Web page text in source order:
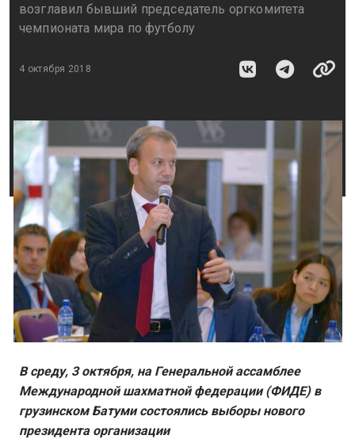
возглавил бывший председатель оргкомитета
чемпионата мира по футболу
4 октября 2018
В среду, 3 октября, на Генеральной ассамблее
Международной шахматной федерации (ФИДЕ) в
грузинском Батуми состоялись выборы нового
президента организации